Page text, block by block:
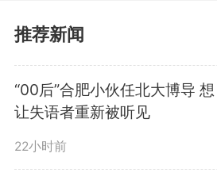
校专项计划）、普通
提前批、艺术类、体
愿填报窗口已统一于
闭。
推荐新闻
“00后”合肥小伙任北大博导 想
让失语者重新被听见
22小时前